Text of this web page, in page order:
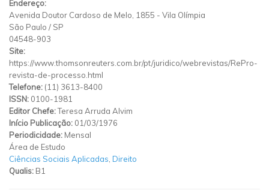
Endereço:
Avenida Doutor Cardoso de Melo, 1855 - Vila Olímpia
São Paulo / SP
04548-903
Site:
https://www.thomsonreuters.com.br/pt/juridico/webrevistas/RePro-
revista-de-processo.html
Telefone: (11) 3613-8400
ISSN: 0100-1981
Editor Chefe:Teresa Arruda Alvim
Início Publicação: 01/03/1976
Periodicidade: Mensal
Área de Estudo
Ciências Sociais Aplicadas Direito
Qualis: B1